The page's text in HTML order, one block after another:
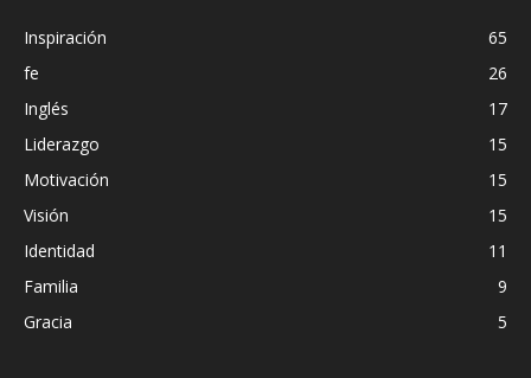
Inspiración
65
fe
26
Inglés
17
Liderazgo
15
Motivación
15
Visión
15
Identidad
11
Familia
9
Gracia
5